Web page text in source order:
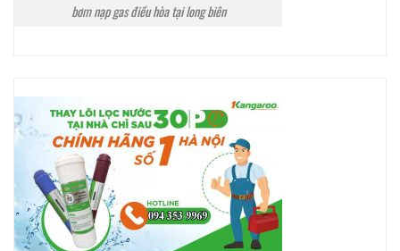
bơm nạp gas điều hòa tại long biên